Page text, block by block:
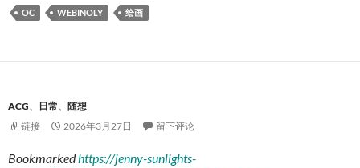
OC WEBINOLY 绘画
ACG、 日常、 随想
链接
2026年3月27日 留下评论
Bookmarkedhttps://jenny-sunlights-